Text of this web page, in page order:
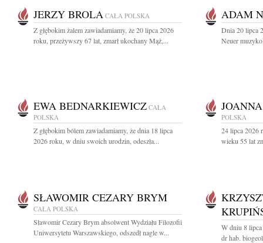
JERZY BROLA CAŁA POLSKA
Z głębokim żalem zawiadamiamy, że 20 lipca 2026
roku, przeżywszy 67 lat, zmarł ukochany Mąż,...
ADAM
Dnia 20 lipca
Neuer
EWA BEDNARKIEWICZ CAŁA
POLSKA
Z głębokim bólem zawiadamiamy, że dnia 18 lipca
2026 roku, w dniu swoich urodzin, odeszła...
POLSKA
24 lipca 2026
wieku 55 lat
SŁAWOMIR CEZARY BRYM
CAŁA POLSKA
Sławomir Cezary Brym absolwent Wydziału Filozofii
Uniwersytetu Warszawskiego, odszedł nagle w...
W dniu 8
dr hab.